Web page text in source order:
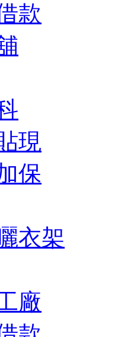
款
現
保
衣架
廠